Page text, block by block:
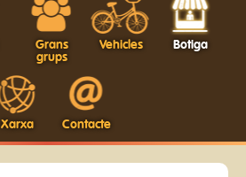
Grans
grups
Vehicles Botiga
Xarxa Contacte